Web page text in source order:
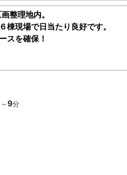
整理地内。
棟現場で日当たり良好です。
スを確保！
可
9分